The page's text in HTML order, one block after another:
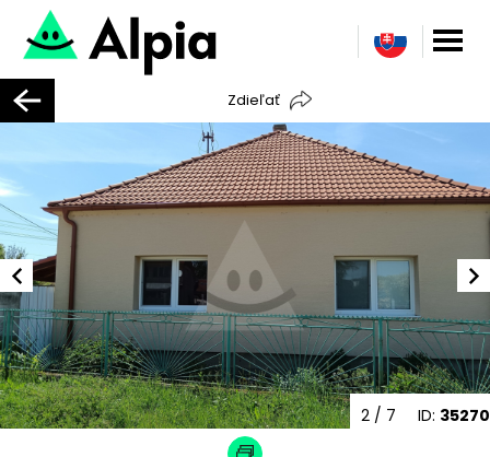
Zdieľať
ID: 35270
2 / 7